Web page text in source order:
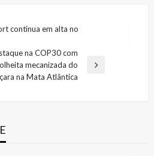
continua em alta no
na COP30 com
mecanizada do
na Mata Atlântica